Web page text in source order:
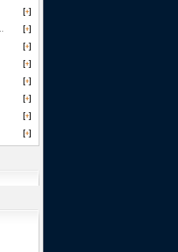
[+]
[+]
[+]
[+]
[+]
[+]
[+]
[+]